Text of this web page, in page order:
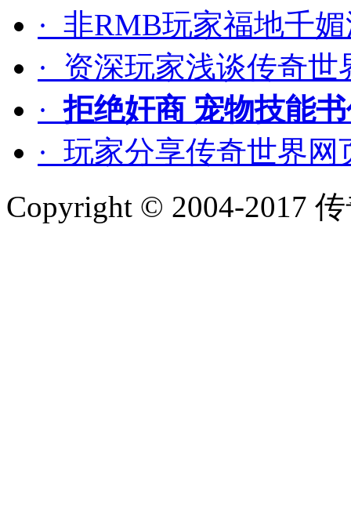
· 非RMB玩家福地千
· 资深玩家浅谈传奇
·拒绝奸商 宠物技能
· 玩家分享传奇世界
Copyright © 2004-2017